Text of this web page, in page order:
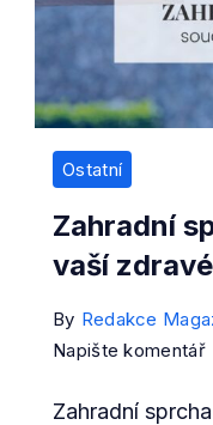
Ostatní
Zahradní
vaší
By Redakce
Napište komentářon
Zahradní